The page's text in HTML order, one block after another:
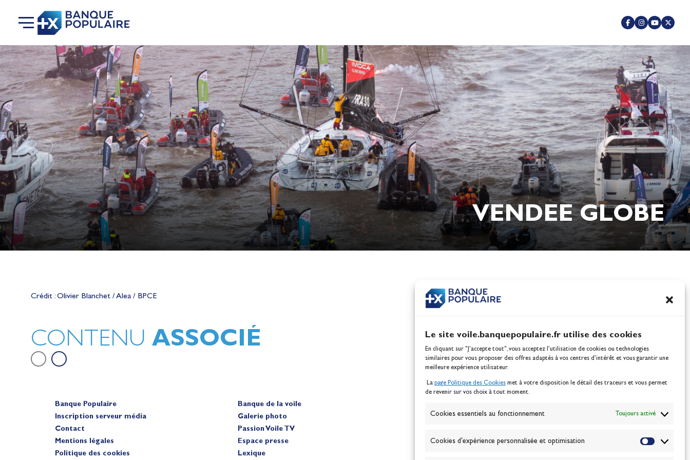
Le site voile.banquepopulaire.fr utilise des cookies
En cliquant sur "J'accepte tout", vous acceptez l’utilisation de cookies ou technologies
similaires pour vous proposer des offres adaptés à vos centres d’intérêt et vous garantir une
meilleure expérience utilisateur.
La page Politique des Cookies met à votre disposition le détail des traceurs et vous permet
de revenir sur vos choix à tout moment.
Cookies essentiels au fonctionnement Toujours activé
Cookies d'expérience personnalisée et optimisation
VENDEE GLOBE
Crédit : Olivier Blanchet / Alea / BPCE
CONTENU ASSOCIÉ
sur le plan d'eau des Jeux Olympiques
Berthomieu, vice-championnes
100% Glisse - Écoles
Banque Populaire
Inscription serveur média
Contact
Mentions légales
Politique des cookies
Banque de la voile
Galerie photo
Passion Voile TV
Espace presse
Lexique
ABONNEZ-VOUS